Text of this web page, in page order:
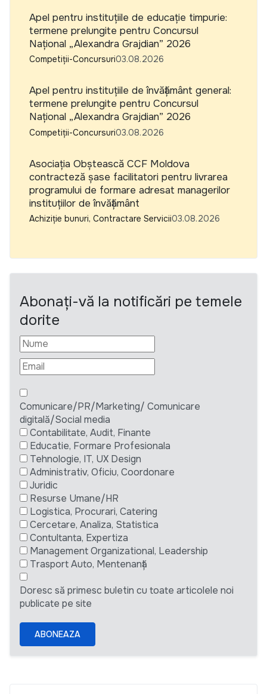
Apel pentru instituțiile de educație timpurie:
termene prelungite pentru Concursul
Național „Alexandra Grajdian” 2026
Competiții-Concursuri03.08.2026
Apel pentru instituțiile de învățământ general:
termene prelungite pentru Concursul
Național „Alexandra Grajdian” 2026
Competiții-Concursuri03.08.2026
Asociația Obștească CCF Moldova
contracteză șase facilitatori pentru livrarea
programului de formare adresat managerilor
instituțiilor de învățământ
Achiziție bunuri, Contractare Servicii03.08.2026
Abonați-vă la notificări pe temele
dorite
Comunicare/PR/Marketing/ Comunicare
digitală/Social media
Contabilitate, Audit, Finante
Educatie, Formare Profesionala
Tehnologie, IT, UX Design
Administrativ, Oficiu, Coordonare
Juridic
Resurse Umane/HR
Logistica, Procurari, Catering
Cercetare, Analiza, Statistica
Contultanta, Expertiza
Management Organizational, Leadership
Trasport Auto, Mentenanță
Doresc să primesc buletin cu toate articolele noi
publicate pe site
ABONEAZA